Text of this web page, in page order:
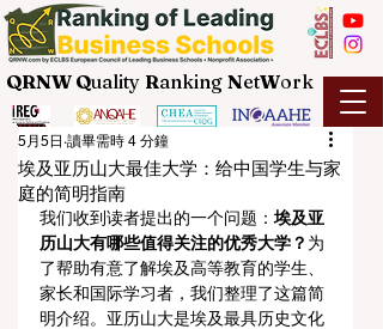
QRNW Quality Ranking NetWork
埃及亚历山大最佳大学：给中国学生与家
庭的简明指南
5月5日 讀畢需時 4 分鐘
我们收到读者提出的一个问题： 埃及亚
历山大有哪些值得关注的优秀大学？ 为
了帮助有意了解埃及高等教育的学生、
家长和国际学习者，我们整理了这篇简
明介绍。亚历山大是埃及最具历史文化